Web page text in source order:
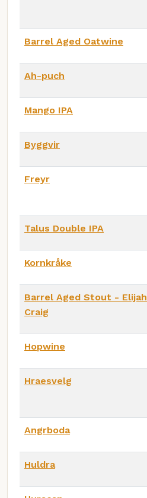
Barrel Aged Oatwine
Ah-puch
Mango IPA
Byggvir
Freyr
Talus Double IPA
Kornkråke
Barrel Aged Stout - Elijah
Craig
Hopwine
Hraesvelg
Angrboda
Huldra